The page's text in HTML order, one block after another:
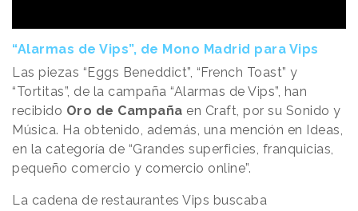
“Alarmas de Vips”, de Mono Madrid para Vips
Las piezas “Eggs Beneddict”, “French Toast” y
“Tortitas”, de la campaña “Alarmas de Vips”, han
recibido Oro de Campaña en Craft, por su Sonido y
Música. Ha obtenido, además, una mención en Ideas,
en la categoría de “Grandes superficies, franquicias,
pequeño comercio y comercio online”.
La cadena de restaurantes Vips buscaba